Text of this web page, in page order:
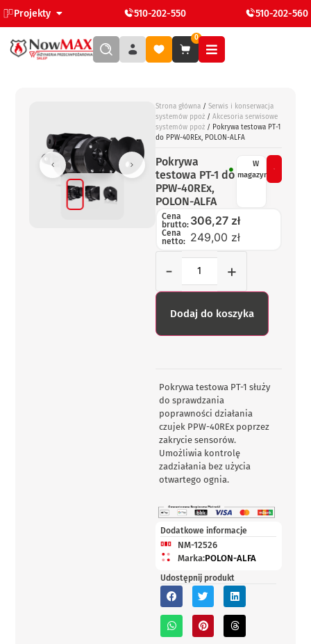
Projekty 510-202-550 510-202-560
0
Strona główna / Serwis i konserwacja
systemów ppoż / Akcesoria serwisowe
systemów ppoż / Pokrywa testowa PT-1
do PPW-40REx, POLON-ALFA
Pokrywa
testowa PT-1 do
PPW-40REx,
POLON-ALFA
W
magazynie
Cena
brutto: 306,27 zł
Cena
netto: 249,00 zł
- +
Dodaj do koszyka
Pokrywa testowa PT-1 służy
do sprawdzania
poprawności działania
czujek PPW-40REx poprzez
zakrycie sensorów.
Umożliwia kontrolę
zadziałania bez użycia
otwartego ognia.
Dodatkowe informacje
NM-12526
Marka:POLON-ALFA
Udostępnij produkt